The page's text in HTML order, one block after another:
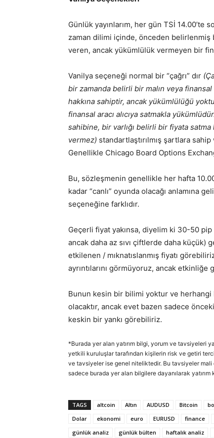
Günlük yayınlarım, her gün TSİ
zaman dilimi içinde, önceden belirlenmiş
veren, ancak yükümlülük vermeyen bir
Vanilya seçeneği normal bir “çağrı” dır
bir zamanda belirli bir malın veya finansal
hakkına sahiptir, ancak yükümlülüğü
finansal aracı alıcıya satmakla
sahibine, bir varlığı belirli bir fiyata satma
vermez) standartlaştırılmış şartlara
Genellikle Chicago Board Options
Bu, sözleşmenin genellikle her hafta
kadar “canlı” oyunda olacağı anlamına
seçeneğine farklıdır.
Geçerli fiyat yakınsa, diyelim ki 30-50
ancak daha az sıvı çiftlerde daha küçük)
etkilenen / mıknatıslanmış fiyatı
ayrıntılarını görmüyoruz, ancak etkinliğe
Bunun kesin bir bilimi yoktur ve herhangi
olacaktır, ancak evet bazen sadece
keskin bir yankı görebiliriz.
*Burada yer alan yatırım bilgi, yorum ve tavsiyeleri
yetkili kuruluşlar tarafından kişilerin risk ve getiri
ve tavsiyeler ise genel niteliktedir. Bu tavsiyeler
sadece burada yer alan bilgilere dayanılarak
TAGS altcoin Altın AUDUSD Bitcoin
Dolar
ekonomi euro EURUSD finance
günlük analiz
günlük bülten haftalık analiz